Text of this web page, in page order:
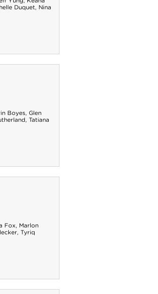
Duquet, Nina
Boyes, Glen
, Tatiana
Fox, Marlon
, Tyriq